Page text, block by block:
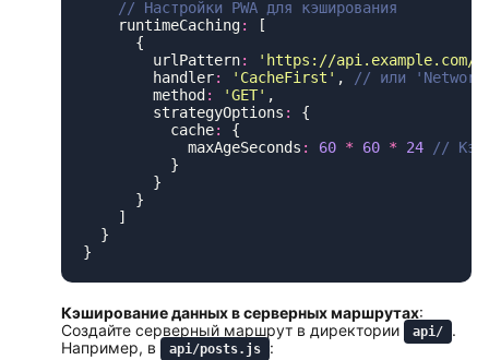
    runtimeCaching
:
        urlPattern
: ' https://api.example.com/
        handler
: ' CacheFirst ' ,
        method
: 'GET'
        strategyOptions
:
          cache
:
            maxAgeSeconds
: 60 * 60 * 24
Кэширование данных в серверных маршрутах:
Создайте серверный маршрут в директории
api/
.
Например, в
api/posts.js :